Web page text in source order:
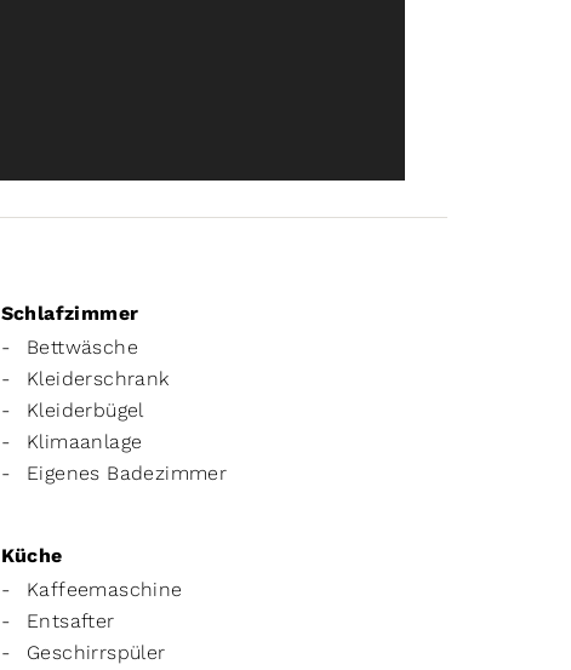
Schlafzimmer
Bettwäsche
Kleiderschrank
Kleiderbügel
Klimaanlage
Eigenes Badezimmer
Küche
Kaffeemaschine
Entsafter
Geschirrspüler